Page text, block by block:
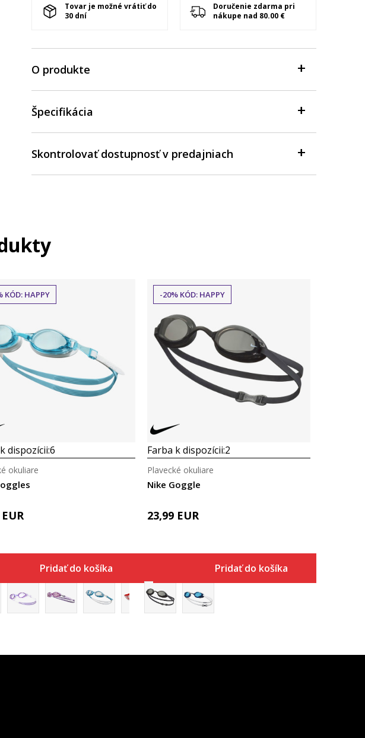
Tovar je možné vrátiť do
30 dní
Doručenie zdarma pri
nákupe nad 80.00 €
O produkte
Špecifikácia
Skontrolovať dostupnosť v predajniach
KÓD: HAPPY
dispozícii:6
okuliare
EUR
Pridať do košíka
-20% KÓD: HAPPY
Farba k dispozícii:2
Nike Goggle
Plavecké okuliare
23,99 EUR
Pridať do košíka